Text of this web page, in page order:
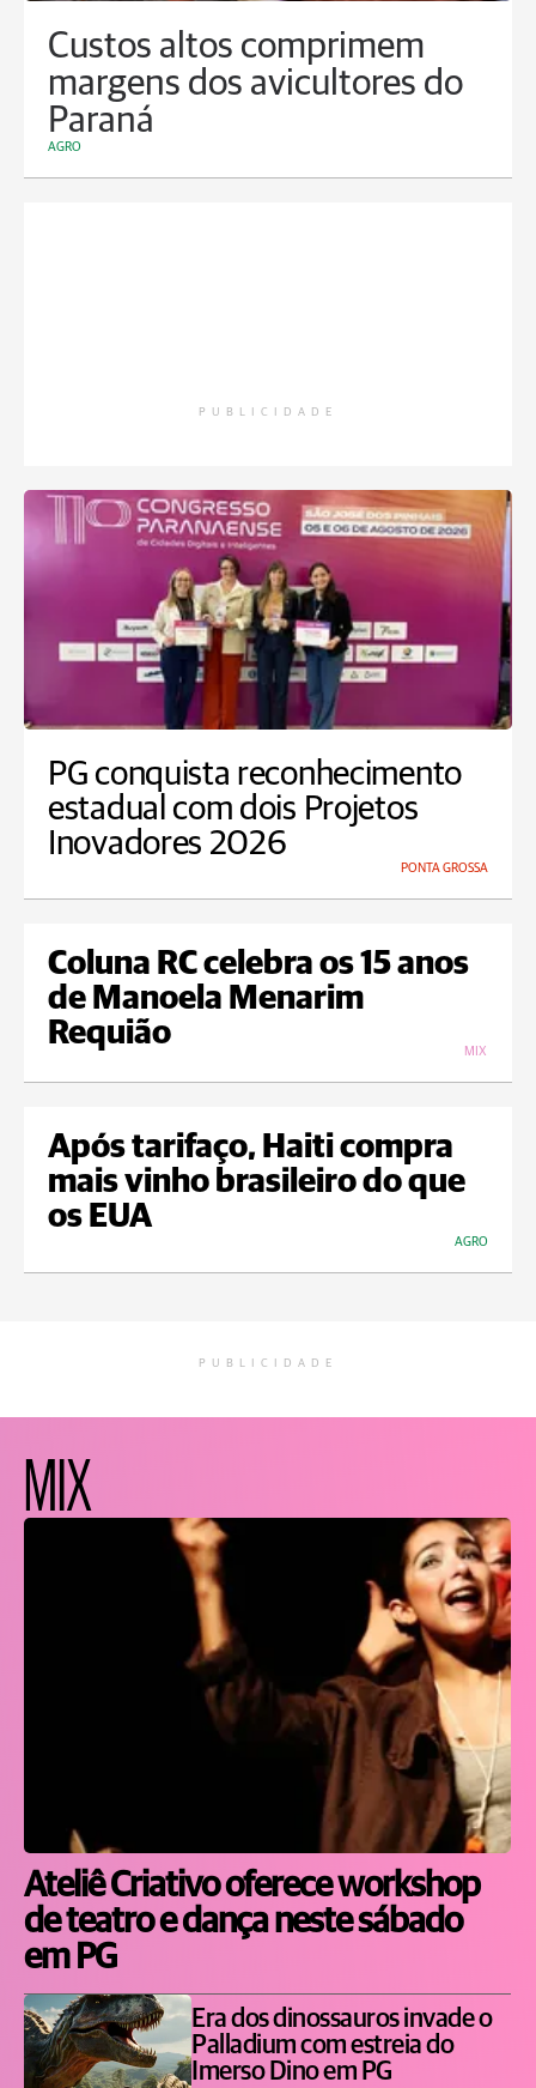
Custos altos comprimem
margens dos avicultores do
Paraná
AGRO
PUBLICIDADE
PG conquista reconhecimento
estadual com dois Projetos
Inovadores 2026
PONTA GROSSA
Coluna RC celebra os 15 anos
de Manoela Menarim
Requião
MIX
Após tarifaço, Haiti compra
mais vinho brasileiro do que
os EUA
AGRO
PUBLICIDADE
MIX
Ateliê Criativo oferece workshop
de teatro e dança neste sábado
em PG
Era dos dinossauros invade o
Palladium com estreia do
Imerso Dino em PG